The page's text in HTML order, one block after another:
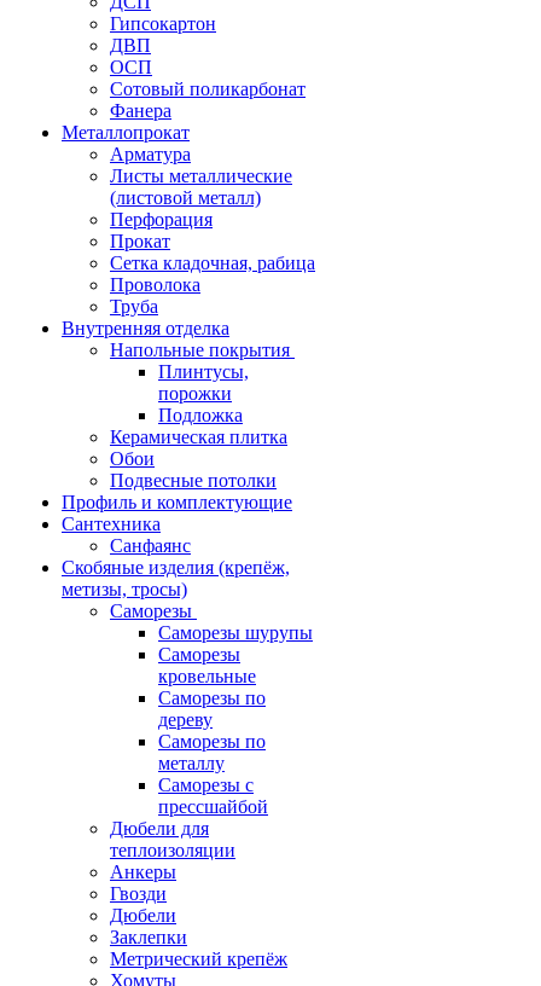
Гипсокартон
ДВП
ОСП
Сотовый поликарбонат
Фанера
Металлопрокат
Арматура
Листы металлические
(листовой металл)
Перфорация
Прокат
Сетка кладочная, рабица
Проволока
Труба
Внутренняя отделка
Напольные покрытия
Плинтусы,
порожки
Подложка
Керамическая плитка
Обои
Подвесные потолки
Профиль и комплектующие
Сантехника
Санфаянс
Скобяные изделия (крепёж,
метизы, тросы)
Саморезы
Саморезы шурупы
Саморезы
кровельные
Саморезы по
дереву
Саморезы по
металлу
Саморезы с
прессшайбой
Дюбели для
теплоизоляции
Анкеры
Гвозди
Дюбели
Заклепки
Метрический крепёж
Хомуты